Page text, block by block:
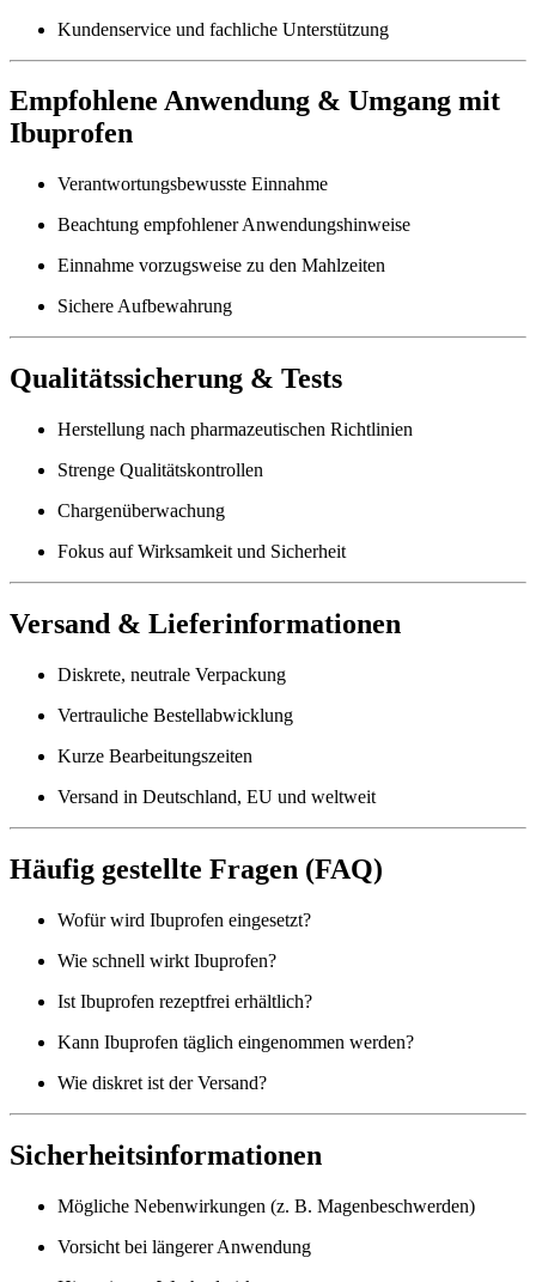
Kundenservice und fachliche Unterstützung
Empfohlene Anwendung & Umgang mit
Ibuprofen
Verantwortungsbewusste Einnahme
Beachtung empfohlener Anwendungshinweise
Einnahme vorzugsweise zu den Mahlzeiten
Sichere Aufbewahrung
Qualitätssicherung & Tests
Herstellung nach pharmazeutischen Richtlinien
Strenge Qualitätskontrollen
Chargenüberwachung
Fokus auf Wirksamkeit und Sicherheit
Versand & Lieferinformationen
Diskrete, neutrale Verpackung
Vertrauliche Bestellabwicklung
Kurze Bearbeitungszeiten
Versand in Deutschland, EU und weltweit
Häufig gestellte Fragen (FAQ)
Wofür wird Ibuprofen eingesetzt?
Wie schnell wirkt Ibuprofen?
Ist Ibuprofen rezeptfrei erhältlich?
Kann Ibuprofen täglich eingenommen werden?
Wie diskret ist der Versand?
Sicherheitsinformationen
Mögliche Nebenwirkungen (z. B. Magenbeschwerden)
Vorsicht bei längerer Anwendung